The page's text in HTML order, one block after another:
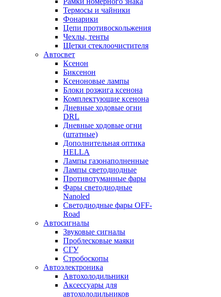
Термосы и чайники
Фонарики
Цепи противоскольжения
Чехлы, тенты
Щетки стеклоочистителя
Автосвет
Ксенон
Биксенон
Ксеноновые лампы
Блоки розжига ксенона
Комплектующие ксенона
Дневные ходовые огни
DRL
Дневные ходовые огни
(штатные)
Дополнительная оптика
HELLA
Лампы газонаполненные
Лампы светодиодные
Противотуманные фары
Фары светодиодные
Nanoled
Светодиодные фары OFF-
Road
Автосигналы
Звуковые сигналы
Проблесковые маяки
СГУ
Стробоскопы
Автоэлектроника
Автохолодильники
Аксессуары для
автохолодильников